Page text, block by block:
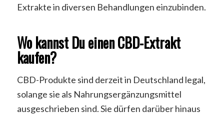
Extrakte in diversen Behandlungen einzubinden.
Wo kannst Du einen CBD-Extrakt
kaufen?
CBD-Produkte sind derzeit in Deutschland legal,
solange sie als Nahrungsergänzungsmittel
ausgeschrieben sind. Sie dürfen darüber hinaus